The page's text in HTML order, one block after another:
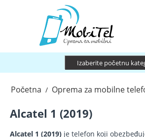
Izaberite početnu
Početna / Oprema za mobilne
Alcatel 1 (2019)
Alcatel 1 (2019) je telefon koji